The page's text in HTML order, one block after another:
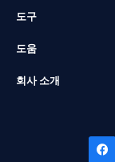
도구
도움
회사 소개